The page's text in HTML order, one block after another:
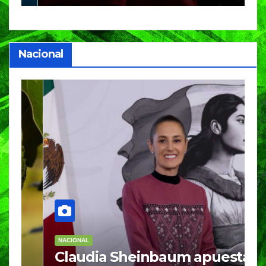
Nacional
NACIONAL RELIGIÓN
Sheinbaum insistirá en